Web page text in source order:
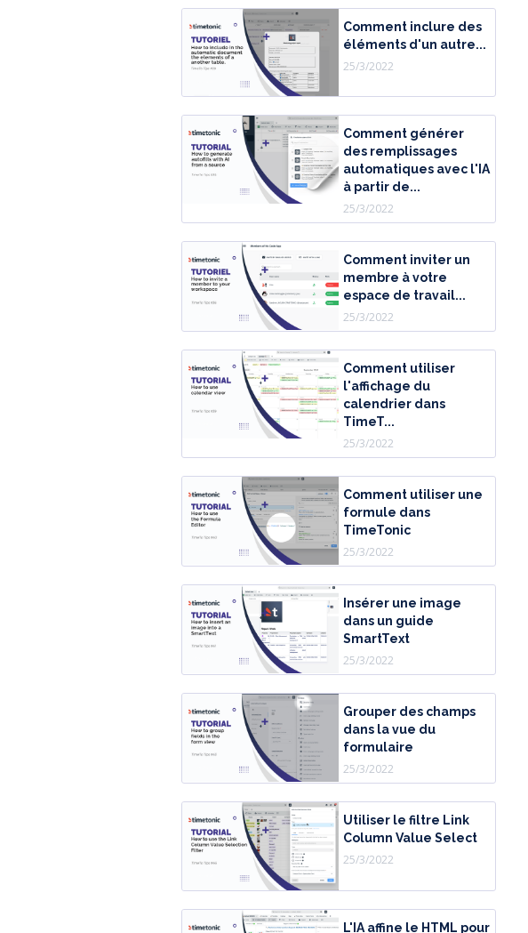
Comment inclure des
éléments d'un autre...
25/3/2022
Comment générer
des remplissages
automatiques avec l'IA
à partir de...
25/3/2022
Comment inviter un
membre à votre
espace de travail...
25/3/2022
Comment utiliser
l'affichage du
calendrier dans
TimeT...
25/3/2022
Comment utiliser une
formule dans
TimeTonic
25/3/2022
Insérer une image
dans un guide
SmartText
25/3/2022
Grouper des champs
dans la vue du
formulaire
25/3/2022
Utiliser le filtre Link
Column Value Select
25/3/2022
L'IA affine le HTML pour